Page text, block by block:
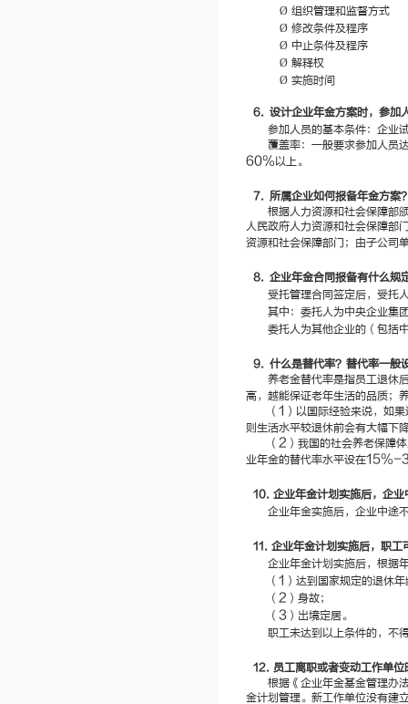
Ø 组织管理和监督方式
Ø 修改条件及程序
Ø 中止条件及程序
Ø 解释权
Ø 实施时间
6. 设计企业年金方案时，参加
参加人员的基本条件：企业
覆盖率：一般要求参加人员
60%以上。
7. 所属企业如何报备年金方案
根据人力资源和社会保障部
人民政府人力资源和社会保障部
资源和社会保障部门；由子公司
8. 企业年金合同报备有什么规
受托管理合同签定后，受托
其中：委托人为中央企业集
委托人为其他企业的（包括
9. 什么是替代率？替代率一般
养老金替代率是指员工退休
高，越能保证老年生活的品质；
（ 1 ）以国际经验来说，如
则生活水平较退休前会有大幅下
（ 2 ）我国的社会养老保障
业年金的替代率水平设在15%-
10. 企业年金计划实施后，企
企业年金实施后，企业中途
11. 企业年金计划实施后，职工
企业年金计划实施后，根据
（ 1 ）达到国家规定的退休
（ 2 ）身故；
（ 3 ）出境定居。
职工未达到以上条件的，不
12. 员工离职或者变动工作单
根据《企业年金基金管理办
金计划管理。新工作单位没有建